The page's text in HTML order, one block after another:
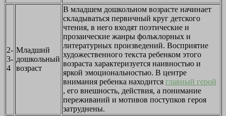
2-
3-
4
Младший
дошкольный
возраст
В младшем дошкольном возрасте начинает
складываться первич­ный круг детского
чтения, в него входят поэтические и
прозаические жанры фольклорных и
литературных произведений. Восприятие
худо­жественного текста ребенком этого
возраста характеризуется наивнос­тью и
яркой эмоциональностью. В центре
внимания ребенка находит­ся главный герой
, его внешность, действия, а понимание
переживаний и мотивов поступков героя
затруднены.